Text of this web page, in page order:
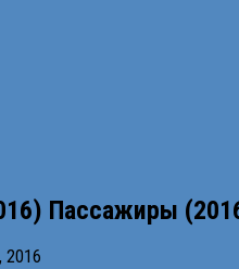
Пассажиры
2016